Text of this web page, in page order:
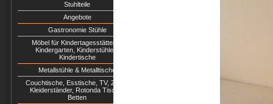
Stuhlteile
Angebote
Gastronomie Stühle
Möbel für Kindertagesstätten &
Kindergarten, Kinderstühle &
Kindertische
Metallstühle & Metalltische
Couchtische, Esstische, ΤV, Zigon,
Kleiderständer, Rotonda Tische,
Betten
2. Stuhl